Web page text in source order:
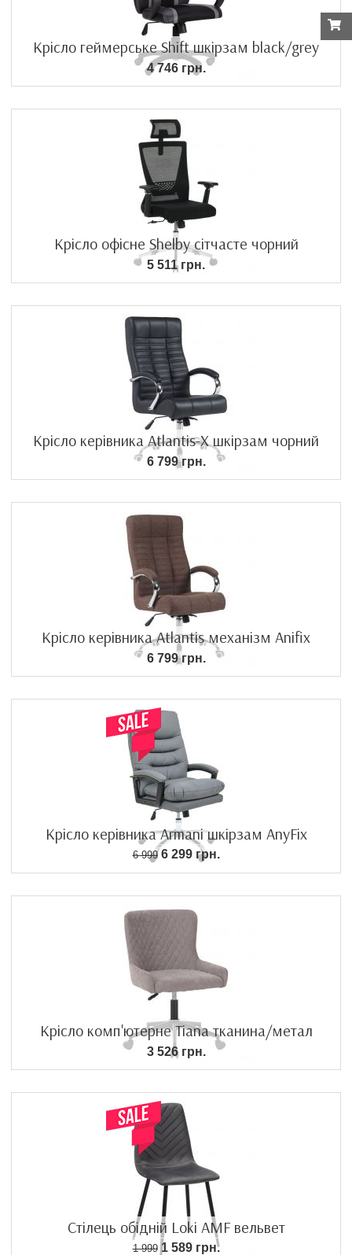
Крісло геймерське Shift шкірзам black/grey
4 746 грн.
Крісло офісне Shelby сітчасте чорний
5 511 грн.
Крісло керівника Atlantis-X шкірзам чорний
6 799 грн.
Крісло керівника Atlantis механізм Anifix
6 799 грн.
Крісло керівника Armani шкірзам AnyFix
6 9996 299 грн.
Крісло комп'ютерне Tiana тканина/метал
3 526 грн.
Стілець обідній Loki AMF вельвет
1 9991 589 грн.